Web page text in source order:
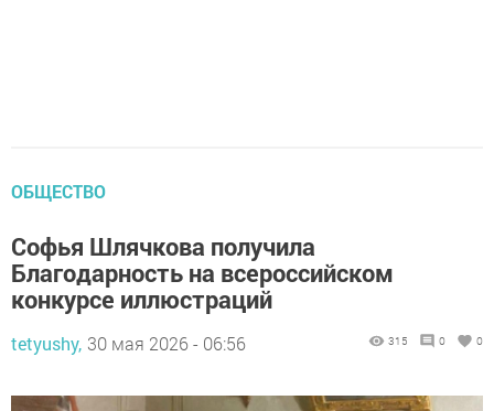
ОБЩЕСТВО
Софья Шлячкова получила
Благодарность на всероссийском
конкурсе иллюстраций
tetyushy, 30 мая 2026 - 06:56 315 0 0